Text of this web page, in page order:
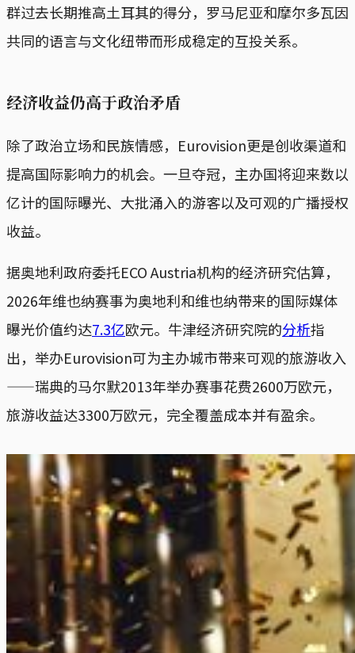
群过去长期推高土耳其的得分，罗马尼亚和摩尔多瓦因
共同的语言与文化纽带而形成稳定的互投关系。
经济收益仍高于政治矛盾
除了政治立场和民族情感，Eurovision更是创收渠道和
提高国际影响力的机会。一旦夺冠，主办国将迎来数以
亿计的国际曝光、大批涌入的游客以及可观的广播授权
收益。
据奥地利政府委托ECO Austria机构的经济研究估算，
2026年维也纳赛事为奥地利和维也纳带来的国际媒体
曝光价值约达7.3亿欧元。牛津经济研究院的分析指
出，举办Eurovision可为主办城市带来可观的旅游收入
——瑞典的马尔默2013年举办赛事花费2600万欧元，
旅游收益达3300万欧元，完全覆盖成本并有盈余。